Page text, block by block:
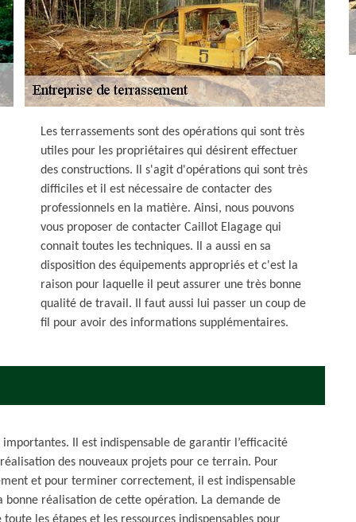
Les terrassements sont des opérations qui sont très
utiles pour les propriétaires qui désirent effectuer
des constructions. Il s'agit d'opérations qui sont très
difficiles et il est nécessaire de contacter des
professionnels en la matière. Ainsi, nous pouvons
vous proposer de contacter Caillot Elagage qui
connait toutes les techniques. Il a aussi en sa
disposition des équipements appropriés et c'est la
raison pour laquelle il peut assurer une très bonne
qualité de travail. Il faut aussi lui passer un coup de
fil pour avoir des informations supplémentaires.
Il est indispensable de garantir l’efficacité
des nouveaux projets pour ce terrain. Pour
et pour terminer correctement, il est indispensable
réalisation de cette opération. La demande de